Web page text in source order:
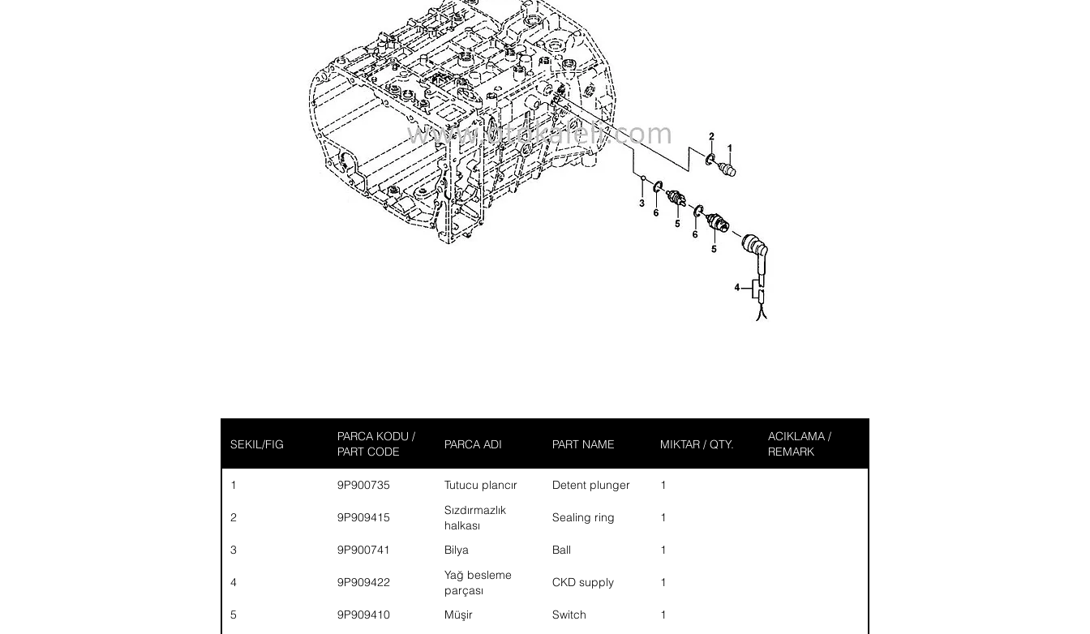
SEKIL/FIG
PARCA KODU /
PART CODE
PARCA ADI PART NAME MIKTAR / QTY.
ACIKLAMA /
REMARK
1 9P900735 Tutucu plancır Detent plunger 1
2 9P909415
Sızdırmazlık
halkası
Sealing ring 1
3 9P900741 Bilya Ball 1
4 9P909422
Yağ besleme
parçası
CKD supply 1
5 9P909410 Müşir Switch 1